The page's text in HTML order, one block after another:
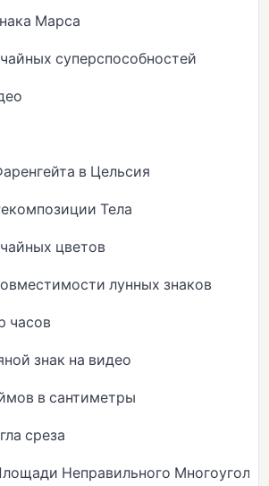
Марса
суперспособностей
в Цельсия
Тела
цветов
лунных знаков
часов
знак на видео
в сантиметры
среза
Неправильного